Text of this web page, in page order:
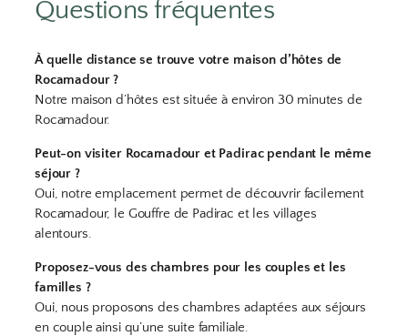
Questions fréquentes
À quelle distance se trouve votre maison d’hôtes de
Rocamadour ?
Notre maison d’hôtes est située à environ 30 minutes de
Rocamadour.
Peut-on visiter Rocamadour et Padirac pendant le même
séjour ?
Oui, notre emplacement permet de découvrir facilement
Rocamadour, le Gouffre de Padirac et les villages
alentours.
Proposez-vous des chambres pour les couples et les
familles ?
Oui, nous proposons des chambres adaptées aux séjours
en couple ainsi qu’une suite familiale.